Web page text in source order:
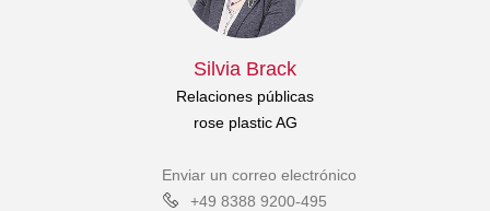
Silvia Brack
Relaciones públicas
rose plastic AG
Enviar un correo electrónico
+49 8388 9200-495